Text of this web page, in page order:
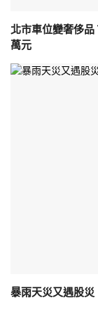
北市車位變奢侈
萬元
暴雨天災又遇股